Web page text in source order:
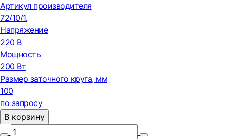
Артикул производителя
72/10/1.
Напряжение
220 В
Мощность
200 Вт
Размер заточного круга, мм
100
по запросу
В корзину